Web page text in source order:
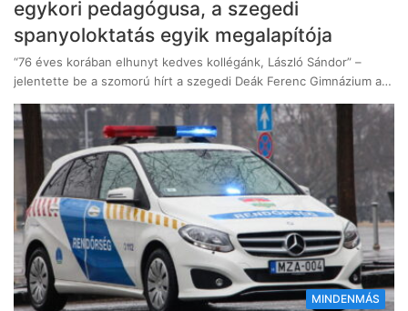
egykori pedagógusa, a szegedi
spanyoloktatás egyik megalapítója
“76 éves korában elhunyt kedves kollégánk, László Sándor” –
jelentette be a szomorú hírt a szegedi Deák Ferenc Gimnázium a…
MINDENMÁS